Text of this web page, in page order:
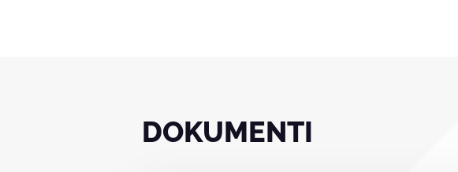
DOKUMENTI